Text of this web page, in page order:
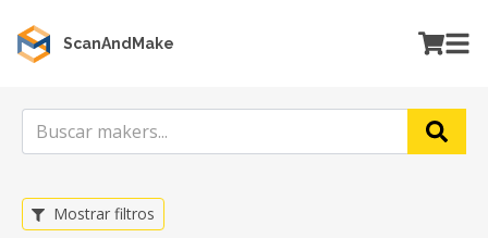
ScanAndMake
Mostrar filtros